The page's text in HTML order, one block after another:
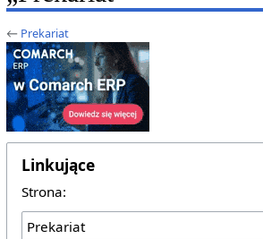
← Prekariat
Linkujące
Strona: